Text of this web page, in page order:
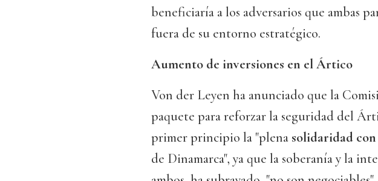
beneficiaría a los adversarios que ambas
fuera de su entorno estratégico.
Aumento de inversiones en el Ártico
Von der Leyen ha anunciado que la
paquete para reforzar la seguridad del
primer principio la "plena solidaridad
de Dinamarca", ya que la soberanía y la